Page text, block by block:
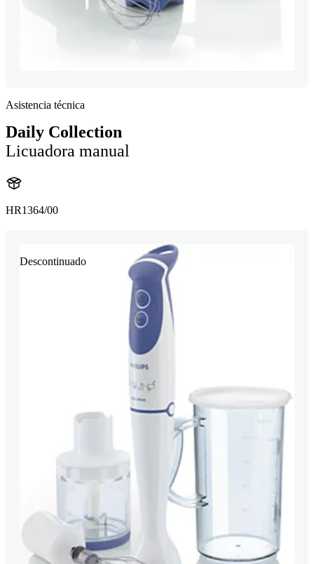
Asistencia técnica
Daily Collection
Licuadora manual
HR1364/00
Descontinuado